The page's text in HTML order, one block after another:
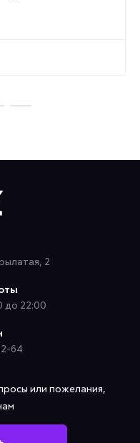
2
до 22:00
64
или пожелания,